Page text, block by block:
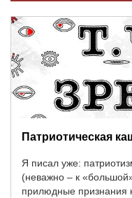
Патриотическая
Я писал уже:
(неважно – к
прилюдные признания